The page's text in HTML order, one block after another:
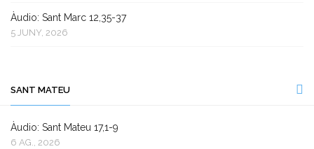
Àudio: Sant Marc 12,35-37
5 JUNY, 2026
SANT MATEU
Àudio: Sant Mateu 17,1-9
6 AG., 2026